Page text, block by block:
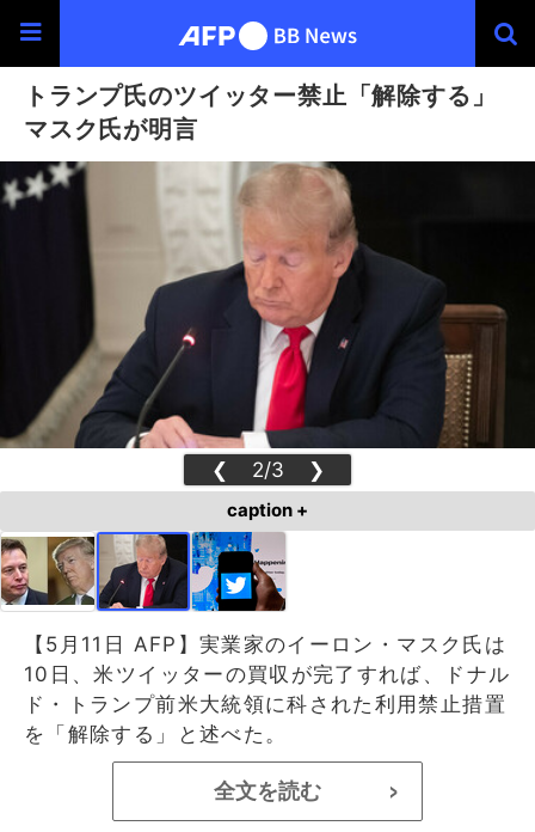
トランプ氏のツイッター禁止「解除する」
マスク氏が明言
❮ 2/3 ❯
caption +
【5月11日 AFP】実業家のイーロン・マスク氏は
10日、米ツイッターの買収が完了すれば、ドナル
ド・トランプ前米大統領に科された利用禁止措置
を「解除する」と述べた。
全文を読む >